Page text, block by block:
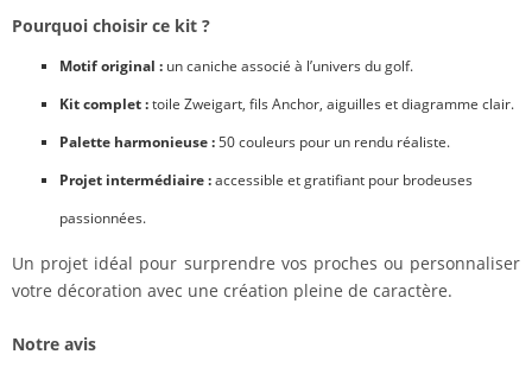
Pourquoi choisir ce kit ?
Motif original : un caniche associé à l’univers du golf.
Kit complet :toile Zweigart, fils Anchor, aiguilles et diagramme clair.
Palette harmonieuse :50 couleurs pour un rendu réaliste.
Projet intermédiaire :accessible et gratifiant pour brodeuses
passionnées.
Un projet idéal pour surprendre vos proches ou personnaliser
votre décoration avec une création pleine de caractère.
Notre avis